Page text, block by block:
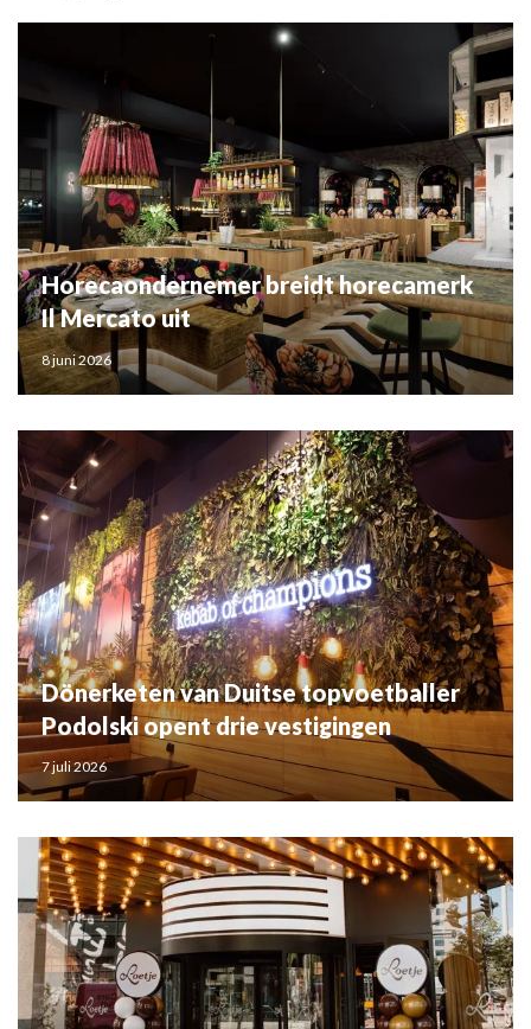
Horecaondernemer breidt horecamerk
Il Mercato uit
8 juni 2026
Dönerketen van Duitse topvoetballer
Podolski opent drie vestigingen
7 juli 2026